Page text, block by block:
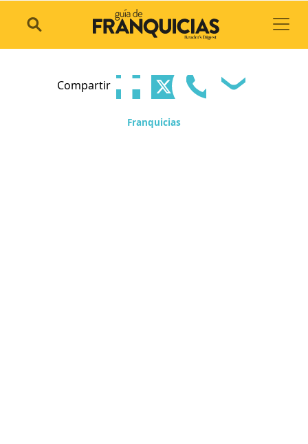
Compartir
Franquicias